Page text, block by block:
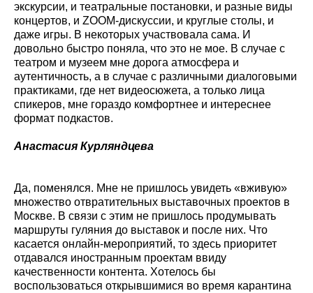
экскурсии, и театральные постановки, и разные виды
концертов, и ZOOM-дискуссии, и круглые столы, и
даже игры. В некоторых участвовала сама. И
довольно быстро поняла, что это не мое. В случае с
театром и музеем мне дорога атмосфера и
аутентичность, а в случае с различными диалоговыми
практиками, где нет видеосюжета, а только лица
спикеров, мне гораздо комфортнее и интереснее
формат подкастов.
Анастасия Курляндцева
Да, поменялся. Мне не пришлось увидеть «вживую»
множество отвратительных выставочных проектов в
Москве. В связи с этим не пришлось продумывать
маршруты гуляния до выставок и после них. Что
касается онлайн-мероприятий, то здесь приоритет
отдавался иностранным проектам ввиду
качественности контента. Хотелось бы
воспользоваться открывшимися во время карантина